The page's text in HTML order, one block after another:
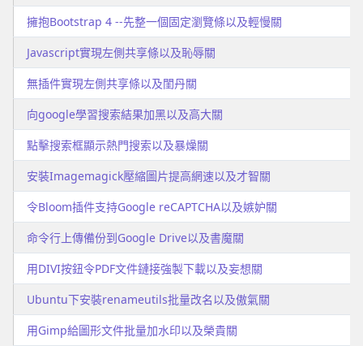
擁抱Bootstrap 4 --先整一個固定瀏覽條以及輕慢關
Javascript實現左側共享條以及恥辱關
無插件實現左側共享條以及閨丹關
向google學習搜索結果加黑以及高大關
點擊搜索框顯示熱門搜索以及暴燥關
安裝Imagemagick壓縮圖片提高網速以及才智關
令Bloom插件支持Google reCAPTCHA以及嫉妒關
命令行上傳備份到Google Drive以及書魔關
用DIVI按鈕令PDF文件鏈接強製下載以及妄想關
Ubuntu下安裝renameutils批量改名以及傲氣關
用Gimp給圖形文件批量加水印以及榮貴關